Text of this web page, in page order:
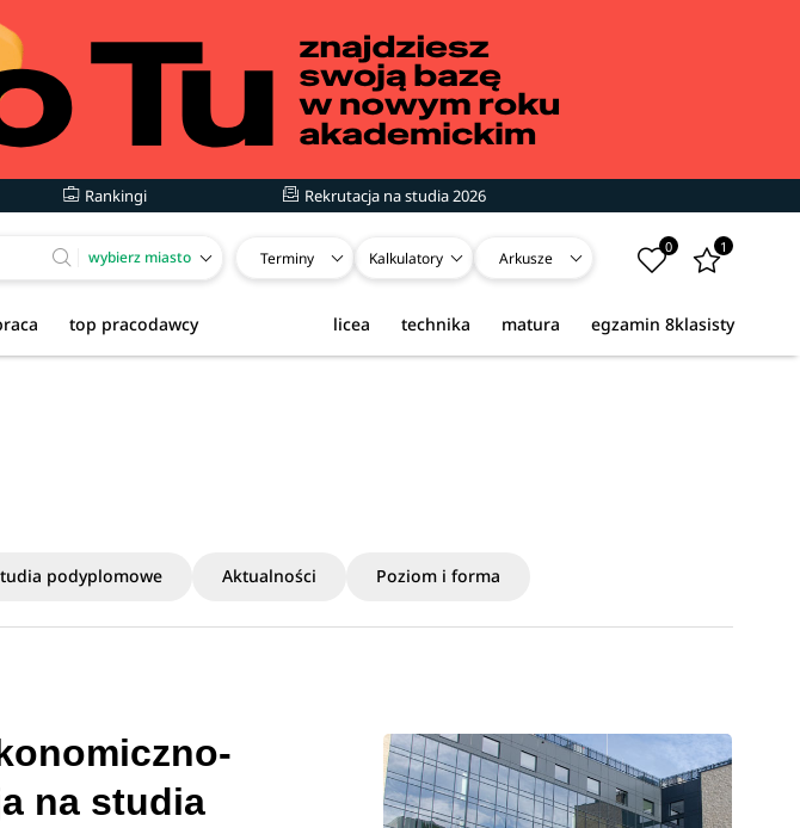
Rankingi Rekrutacja na studia 2026
wybierz miasto Terminy Kalkulatory Arkusze
0 1
top pracodawcy egzamin 8klasisty
matura
technika
licea
podyplomowe Aktualności Poziom i forma
na studia